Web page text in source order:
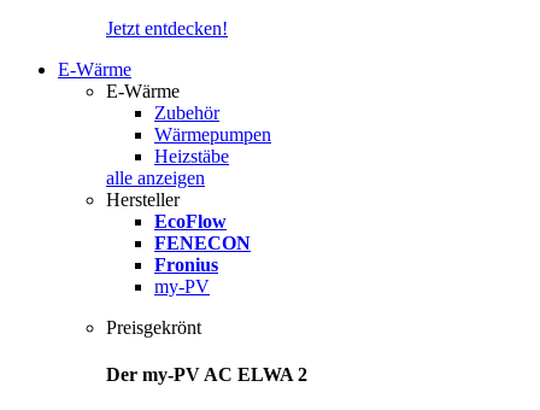
Jetzt entdecken!
E-Wärme
E-Wärme
Zubehör
Wärmepumpen
Heizstäbe
alle anzeigen
Hersteller
EcoFlow
FENECON
Fronius
my-PV
Preisgekrönt
Der my-PV AC ELWA 2